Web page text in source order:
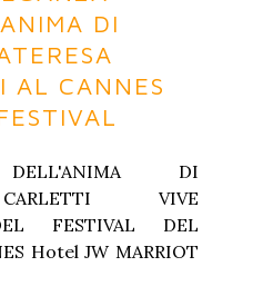
DI
AL CANNES
DELL'ANIMA DI
CARLETTI VIVE
FESTIVAL DEL
Hotel JW MARRIOT